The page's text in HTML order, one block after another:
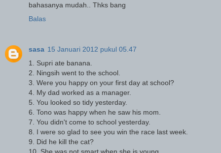
bahasanya mudah.. Thks bang
Balas
sasa 15 Januari 2012 pukul 05.47
1. Supri ate banana.
2. Ningsih went to the school.
3. Were you happy on your first day at school?
4. My dad worked as a manager.
5. You looked so tidy yesterday.
6. Tono was happy when he saw his mom.
7. You didn't come to school yesterday.
8. I were so glad to see you win the race last week.
9. Did he kill the cat?
10. She was not smart when she is young.